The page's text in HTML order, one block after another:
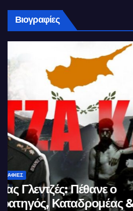
Βιογραφίες
ΒΙΟΓΡΑΦΊΕΣ
Μέγας Αλέξανδρος: Ο
Ελλήνων